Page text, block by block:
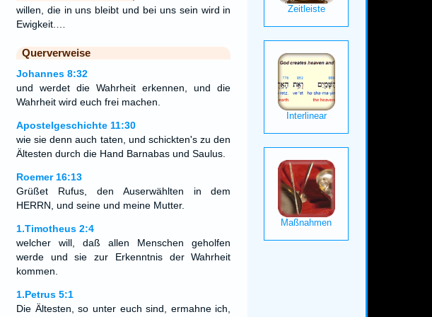
willen, die in uns bleibt und bei uns sein wird in
Ewigkeit.…
Querverweise
Johannes 8:32
und werdet die Wahrheit erkennen, und die
Wahrheit wird euch frei machen.
Apostelgeschichte 11:30
wie sie denn auch taten, und schickten's zu den
Ältesten durch die Hand Barnabas und Saulus.
Roemer 16:13
Grüßet Rufus, den Auserwählten in dem
HERRN, und seine und meine Mutter.
1.Timotheus 2:4
welcher will, daß allen Menschen geholfen
werde und sie zur Erkenntnis der Wahrheit
kommen.
1.Petrus 5:1
Die Ältesten, so unter euch sind, ermahne ich,